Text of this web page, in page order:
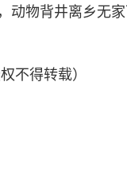
动物背井离乡无
不得转载）